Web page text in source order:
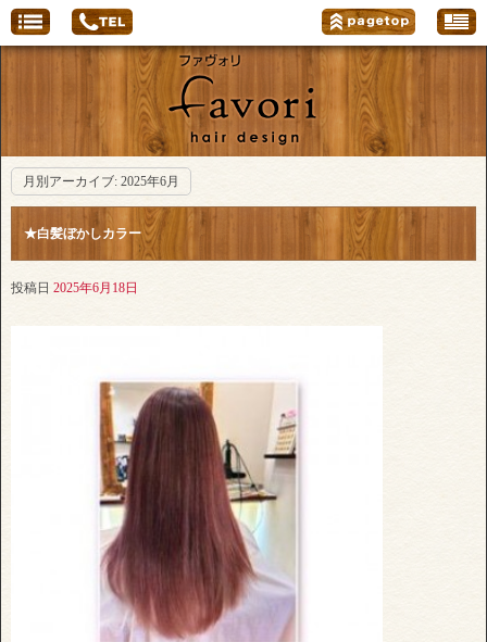
月別アーカイブ: 2025年6月
★白髪ぼかしカラー
投稿日 2025年6月18日